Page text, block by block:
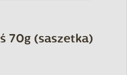
70g (saszetka)